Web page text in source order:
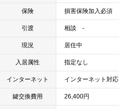
保険 損害保険加入必須
引渡 相談 -
現況 居住中
入居属性 指定なし
インターネット インターネット対応
鍵交換費用 26,400円